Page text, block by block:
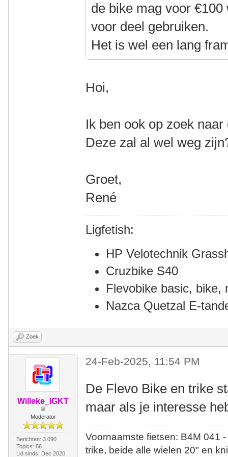
de bike mag voor
voor deel gebruiken.
Het is wel een lang
Hoi,
Ik ben ook op zoek
Deze zal al wel weg
Groet,
René
Ligfetish:
HP Velotechnik
Cruzbike S40
Flevobike basic, bike,
Nazca Quetzal E-
Zoek
Willeke_IGKT
Moderator
Berichten: 3.090
Topics: 86
Lid sinds: Dec 2020
24-Feb-2025, 11:54 PM
De Flevo Bike en trike
maar als je interesse
Voornaamste fietsen: B4M
trike, beide alle wielen 20" en